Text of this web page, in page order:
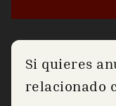
Si quieres
relacionado